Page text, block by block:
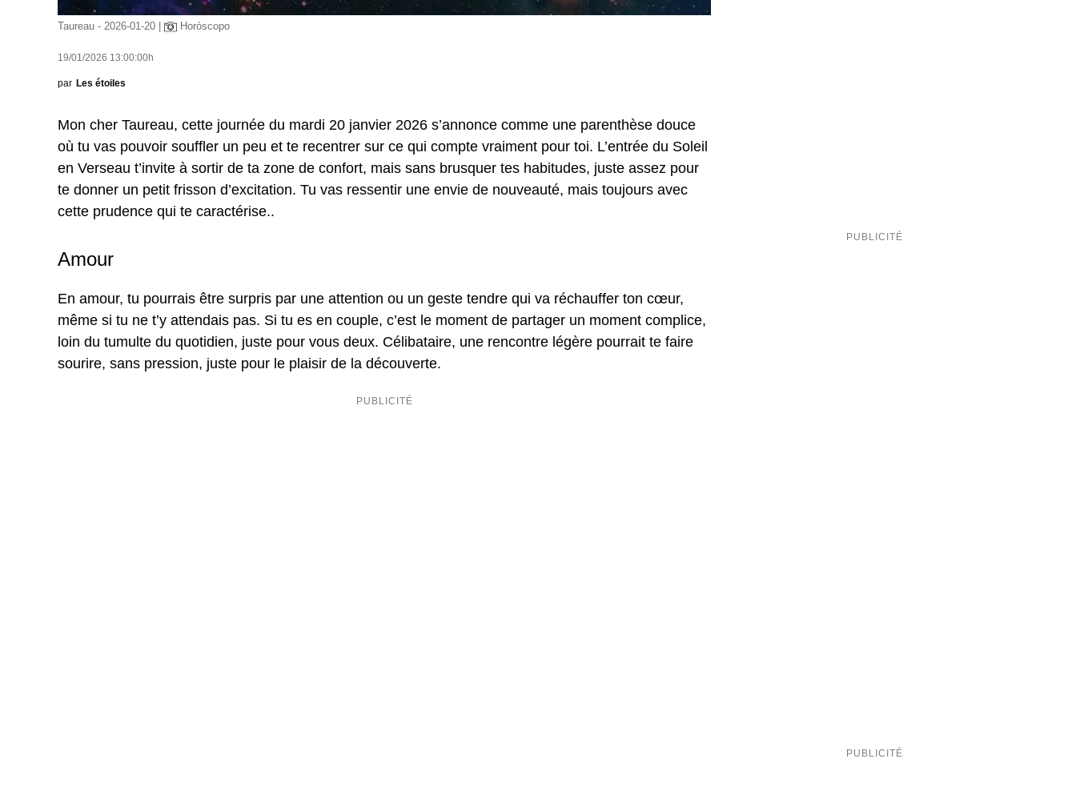
Taureau - 2026-01-20 | Horóscopo
19/01/2026 13:00:00h
par Les étoiles
Mon cher Taureau, cette journée du mardi 20 janvier 2026 s’annonce comme une parenthèse douce
où tu vas pouvoir souffler un peu et te recentrer sur ce qui compte vraiment pour toi. L’entrée du Soleil
en Verseau t’invite à sortir de ta zone de confort, mais sans brusquer tes habitudes, juste assez pour
te donner un petit frisson d’excitation. Tu vas ressentir une envie de nouveauté, mais toujours avec
cette prudence qui te caractérise..
Amour
En amour, tu pourrais être surpris par une attention ou un geste tendre qui va réchauffer ton cœur,
même si tu ne t’y attendais pas. Si tu es en couple, c’est le moment de partager un moment complice,
loin du tumulte du quotidien, juste pour vous deux. Célibataire, une rencontre légère pourrait te faire
sourire, sans pression, juste pour le plaisir de la découverte.